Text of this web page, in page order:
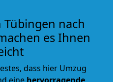
Tübingen nach
es Ihnen
dass hier Umzug
eine hervorragende